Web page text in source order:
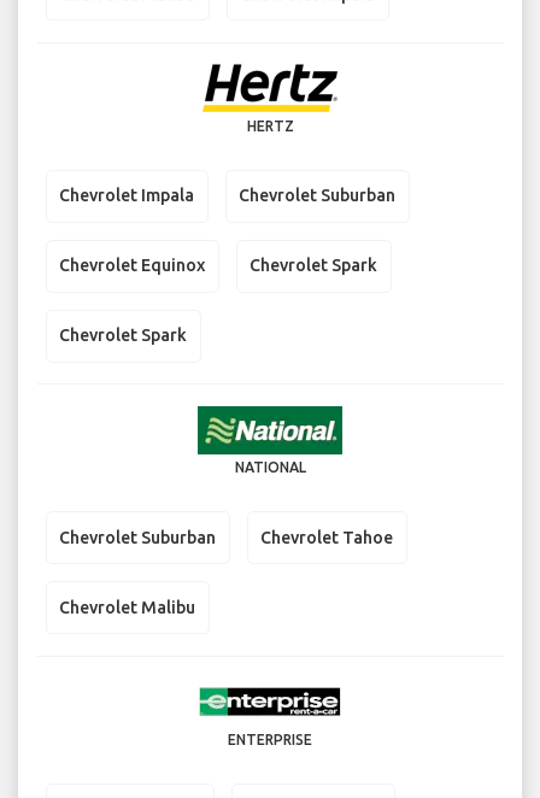
HERTZ
Chevrolet Impala Chevrolet Suburban
Chevrolet Equinox Chevrolet Spark
Chevrolet Spark
NATIONAL
Chevrolet Suburban Chevrolet Tahoe
Chevrolet Malibu
ENTERPRISE